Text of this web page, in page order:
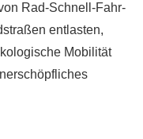
Rad-Schnell-Fahr-
entlasten,
Mobilität